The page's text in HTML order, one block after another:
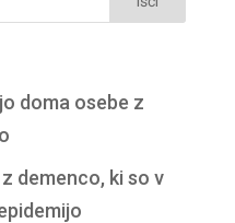
doma osebe z
demenco, ki so v